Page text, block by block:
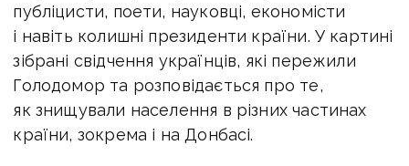
публіцисти, поети, науковці, економісти
і навіть колишні президенти країни. У картині
зібрані свідчення українців, які пережили
Голодомор та розповідається про те,
як знищували населення в різних частинах
країни, зокрема і на Донбасі.